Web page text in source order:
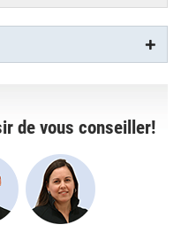
de vous conseiller!